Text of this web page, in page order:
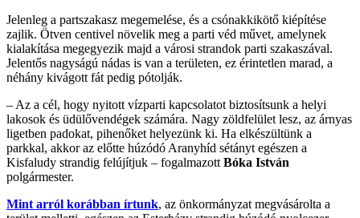
Jelenleg a partszakasz megemelése, és a csónakkikötő kiépítése
zajlik. Ötven centivel növelik meg a parti véd művet, amelynek
kialakítása megegyezik majd a városi strandok parti szakaszával.
Jelentős nagyságú nádas is van a területen, ez érintetlen marad, a
néhány kivágott fát pedig pótolják.
– Az a cél, hogy nyitott vízparti kapcsolatot biztosítsunk a helyi
lakosok és üdülővendégek számára. Nagy zöldfelület lesz, az árnyas
ligetben padokat, pihenőket helyezünk ki. Ha elkészültünk a
parkkal, akkor az előtte húzódó Aranyhíd sétányt egészen a
Kisfaludy strandig felújítjuk – fogalmazott Bóka István
polgármester.
Mint arról korábban írtunk, az önkormányzat megvásárolta a